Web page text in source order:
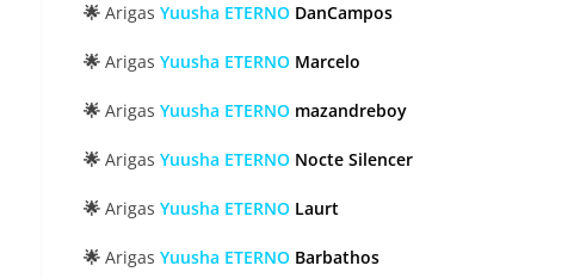
🌟 Arigas Yuusha ETERNO DanCampos
🌟 Arigas Yuusha ETERNO Marcelo
🌟 Arigas Yuusha ETERNO mazandreboy
🌟 Arigas Yuusha ETERNO Nocte Silencer
🌟 Arigas Yuusha ETERNO Laurt
🌟 Arigas Yuusha ETERNO Barbathos